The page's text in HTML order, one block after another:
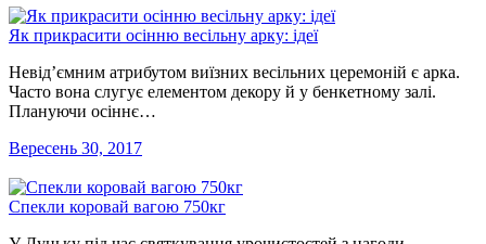
Як прикрасити осінню весільну арку: ідеї
Невід’ємним атрибутом виїзних весільних церемоній є арка.
Часто вона слугує елементом декору й у бенкетному залі.
Плануючи осіннє…
Вересень 30, 2017
Спекли коровай вагою 750кг